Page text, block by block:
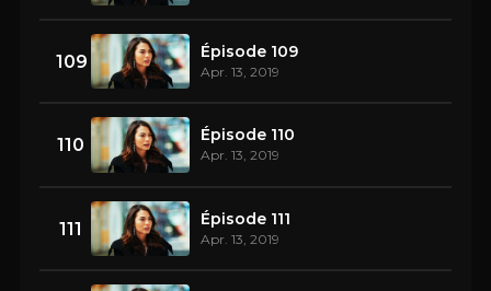
109 Épisode 109
Apr. 13, 2019
110 Épisode 110
Apr. 13, 2019
111 Épisode 111
Apr. 13, 2019